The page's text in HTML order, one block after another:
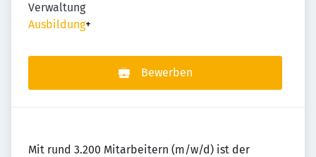
Verwaltung
Ausbildung+
Bewerben
Mit rund 3.200 Mitarbeitern (m/w/d) ist der